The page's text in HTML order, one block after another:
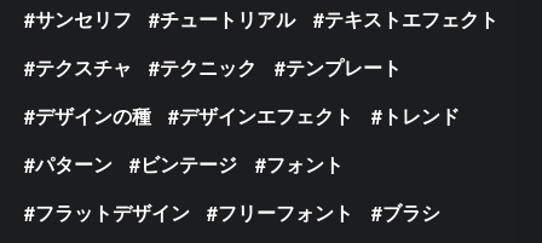
サンセリフ
チュートリアル
テキストエフェクト
テクスチャ
テクニック
テンプレート
デザインの種
デザインエフェクト
トレンド
パターン
ビンテージ
フォント
フラットデザイン
フリーフォント
ブラシ